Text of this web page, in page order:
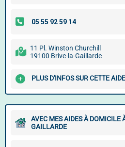
11 Pl. Winston Churchill
19100 Brive-la-Gaillarde
PLUS D'INFOS SUR CETTE
AVEC MES AIDES À DOMICILE
GAILLARDE